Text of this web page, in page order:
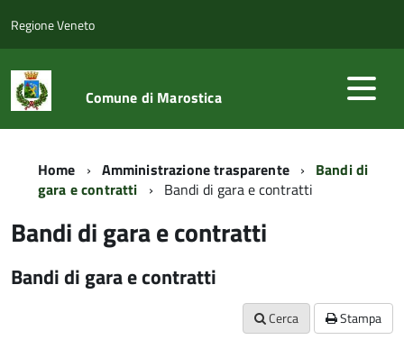
Regione Veneto
Comune di Marostica
Home Amministrazione trasparente
Bandi di
gara e contratti
Bandi di gara e contratti
Bandi di gara e contratti
Bandi di gara e contratti
Cerca Stampa